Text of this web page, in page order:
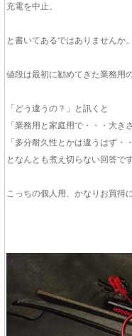
充電を中止。
と書いてあるではありませんか。
値段は最初に勧めてきた業務用
「どう違うの？」と訊くと
「業務用と家庭用で・・・大き
「多分耐久性とかは違うはず・
となんとも煮え切らない回答です
こっちの個人用、かなりお買得